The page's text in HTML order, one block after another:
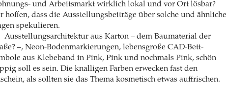
und Arbeitsmarkt wirklich lokal und vor Ort lösbar?
hoffen, dass die Ausstellungsbeiträge über solche und ähnliche
spekulieren.
Ausstellungsarchitektur aus Karton – dem Baumaterial der
–, Neon-Bodenmarkierungen, lebensgroße CAD-Bett-
aus Klebeband in Pink, Pink und nochmals Pink, schön
soll es sein. Die knalligen Farben erwecken fast den
als sollten sie das Thema kosmetisch etwas auffrischen.